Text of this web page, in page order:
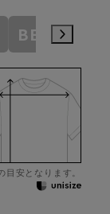
BE3
安となります。